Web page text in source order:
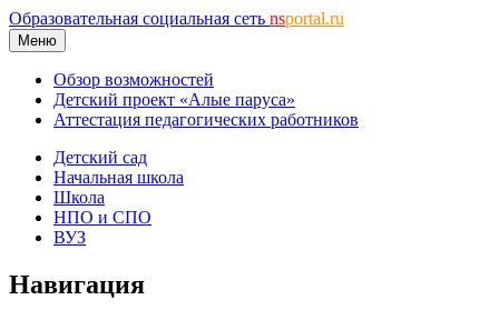
Образовательная социальная сеть nsportal.ru
Меню
Обзор возможностей
Детский проект «Алые паруса»
Аттестация педагогических работников
Детский сад
Начальная школа
Школа
НПО и СПО
ВУЗ
Навигация